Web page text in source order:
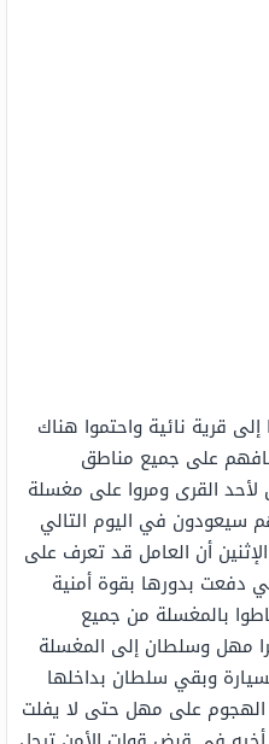
قرية نائية واحتموا هناك
على جميع مناطق
لأحد القرى ومروا على مغسلة
سيعودون في اليوم التالي
أن العامل قد تعرف على
دفعت بدورها بقوة أمنية
بالمغسلة من جميع
مهل وسلطان إلى المغسلة
وبقي سلطان بداخلها
الهجوم على مهل حتى لا يفلت